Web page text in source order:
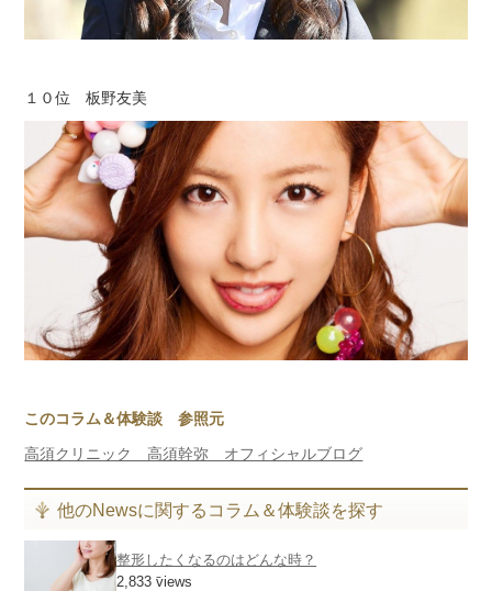
１０位 板野友美
このコラム＆体験談 参照元
高須クリニック 高須幹弥 オフィシャルブログ
他のNewsに関するコラム＆体験談を探す
整形したくなるのはどんな時？
2,833 views